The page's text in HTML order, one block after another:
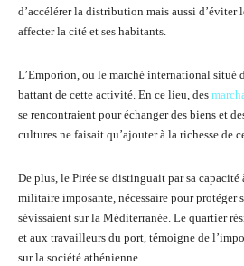
d’accélérer la distribution mais aussi d’éviter
affecter la cité et ses habitants.
L’Emporion, ou le marché international situé
battant de cette activité. En ce lieu, des
se rencontraient pour échanger des biens et
cultures ne faisait qu’ajouter à la richesse de
De plus, le Pirée se distinguait par sa
militaire imposante, nécessaire pour protéger
sévissaient sur la Méditerranée. Le quartier
et aux travailleurs du port, témoigne de
sur la société athénienne.